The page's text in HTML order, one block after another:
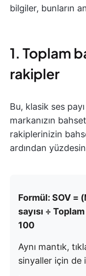
bilgiler, bunların
1. Toplam
rakipler
Bu, klasik ses
markanızın
rakiplerinizin
ardından
Formül: SOV =
sayısı ÷
100
Aynı mantık,
sinyaller için de